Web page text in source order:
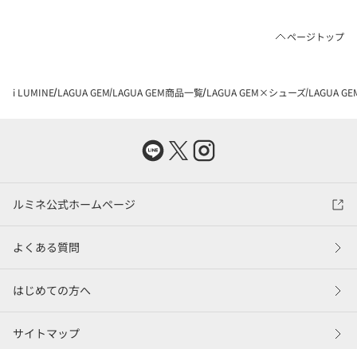
ページトップ
i LUMINE LAGUA GEM LAGUA GEM商品一覧 LAGUA GEM×シューズ LAGUA
ルミネ公式ホームページ
よくある質問
はじめての方へ
サイトマップ